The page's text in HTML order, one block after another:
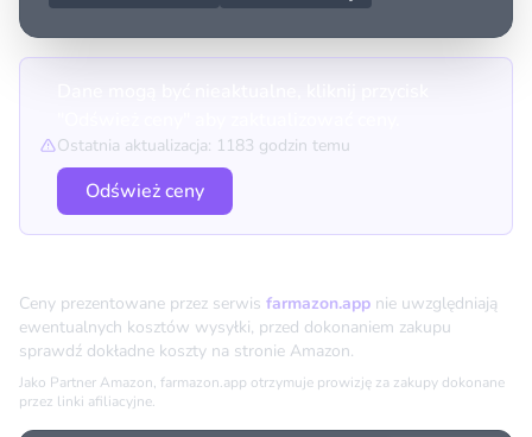
Ostatnia aktualizacja: 1183 godzin temu
Odśwież ceny
Ceny prezentowane przez serwis farmazon.app nie uwzględniają
ewentualnych kosztów wysyłki, przed dokonaniem zakupu
sprawdź dokładne koszty na stronie Amazon.
Jako Partner Amazon, farmazon.app otrzymuje prowizję za zakupy dokonane
przez linki afiliacyjne.